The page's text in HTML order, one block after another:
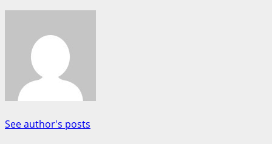
See author's posts